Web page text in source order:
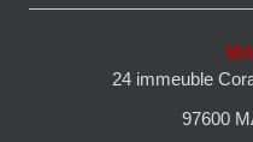
24 immeuble
97600